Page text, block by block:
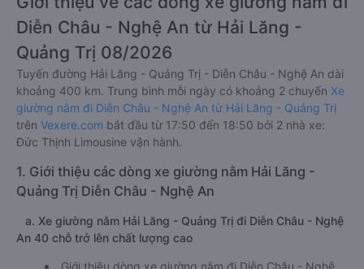
Diễn Châu - Nghệ An từ Hải Lăng -
Quảng Trị 08/2026
Tuyến đường Hải Lăng - Quảng Trị - Diễn Châu - Nghệ An dài
khoảng 400 km. Trung bình mỗi ngày có khoảng 2 chuyến Xe
giường nằm đi Diễn Châu - Nghệ An từ Hải Lăng - Quảng Trị
trên Vexere.com bắt đầu từ 17:50 đến 18:50 bởi 2 nhà xe:
Đức Thịnh Limousine vận hành.
1. Giới thiệu các dòng xe giường nằm Hải Lăng -
Quảng Trị Diễn Châu - Nghệ An
a. Xe giường nằm Hải Lăng - Quảng Trị đi Diễn Châu - Nghệ
An 40 chỗ trở lên chất lượng cao
Giới thiệu dòng xe giường nằm đi Diễn Châu - Nghệ